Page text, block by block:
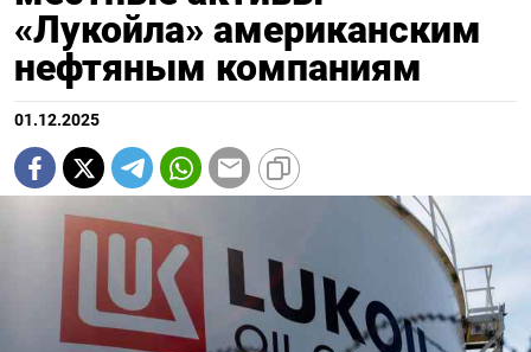
«Лукойла» американским
нефтяным компаниям
01.12.2025